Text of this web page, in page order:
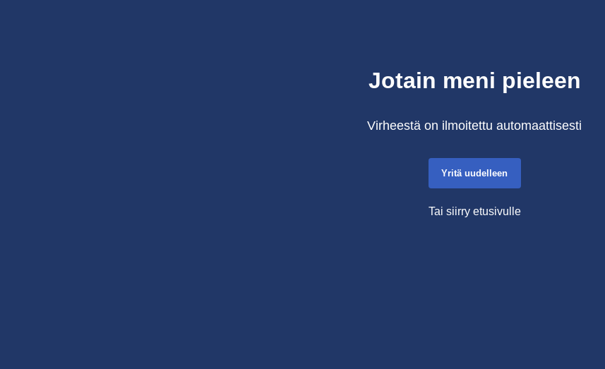
Jotain meni pieleen
Virheestä on ilmoitettu automaattisesti
Yritä uudelleen
Tai siirry etusivulle